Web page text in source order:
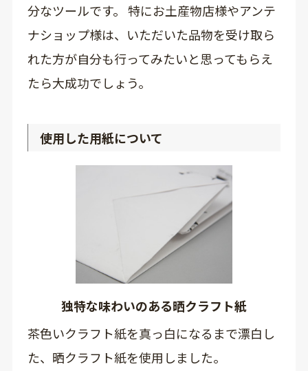
分なツールです。 特にお土産物店様やアンテ
ナショップ様は、いただいた品物を受け取ら
れた方が自分も行ってみたいと思ってもらえ
たら大成功でしょう。
使用した用紙について
独特な味わいのある晒クラフト紙
茶色いクラフト紙を真っ白になるまで漂白し
た、晒クラフト紙を使用しました。